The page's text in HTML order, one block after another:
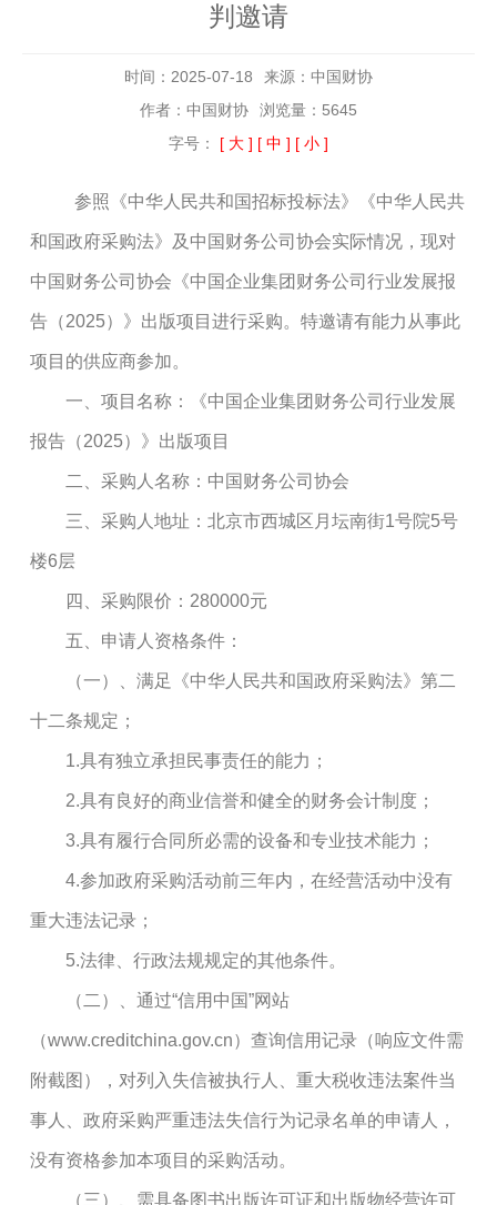
判邀请
时间：2025-07-18
来源：中国财协
作者：中国财协
浏览量：5645
字号： [ 大 ] [ 中 ] [ 小 ]
参照《中华人民共和国招标投标法》《中华人民共
和国政府采购法》及中国财务公司协会实际情况，现对
中国财务公司协会《中国企业集团财务公司行业发展报
告（2025）》出版项目进行采购。特邀请有能力从事此
项目的供应商参加。
一、项目名称：《中国企业集团财务公司行业发展
报告（2025）》出版项目
二、采购人名称：中国财务公司协会
三、采购人地址：北京市西城区月坛南街1号院5号
楼6层
四、采购限价：280000元
五、申请人资格条件：
（一）、满足《中华人民共和国政府采购法》第二
十二条规定；
1.具有独立承担民事责任的能力；
2.具有良好的商业信誉和健全的财务会计制度；
3.具有履行合同所必需的设备和专业技术能力；
4.参加政府采购活动前三年内，在经营活动中没有
重大违法记录；
5.法律、行政法规规定的其他条件。
（二）、通过“信用中国”网站
（www.creditchina.gov.cn）查询信用记录（响应文件需
附截图），对列入失信被执行人、重大税收违法案件当
事人、政府采购严重违法失信行为记录名单的申请人，
没有资格参加本项目的采购活动。
（三）、需具备图书出版许可证和出版物经营许可